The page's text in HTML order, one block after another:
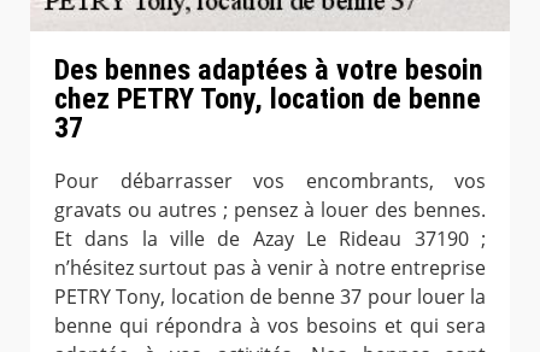
Des bennes adaptées à votre besoin
chez PETRY Tony, location de benne
37
Pour débarrasser vos encombrants, vos
gravats ou autres ; pensez à louer des bennes.
Et dans la ville de Azay Le Rideau 37190 ;
n’hésitez surtout pas à venir à notre entreprise
PETRY Tony, location de benne 37 pour louer la
benne qui répondra à vos besoins et qui sera